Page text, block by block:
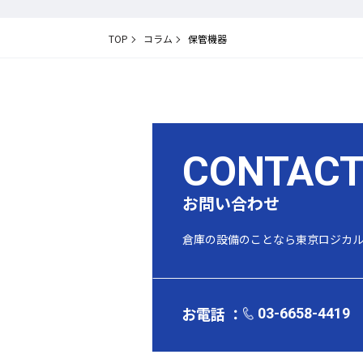
TOP コラム 保管機器
CONTACT
お問い合わせ
倉庫の設備のことなら東京ロジカ
お電話 ： 03-6658-4419